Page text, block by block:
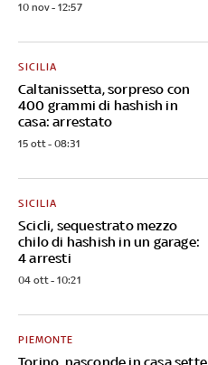
10 nov - 12:57
Caltanissetta, sorpreso con
400 grammi di hashish in
casa: arrestato
SICILIA
15 ott - 08:31
Scicli, sequestrato mezzo
chilo di hashish in un garage:
4 arresti
SICILIA
04 ott - 10:21
PIEMONTE